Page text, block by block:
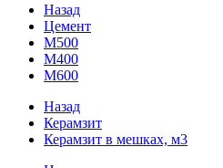
Назад
Цемент
М500
М400
М600
Назад
Керамзит
Керамзит в мешках, м3